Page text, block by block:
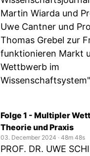
Martin Wiarda und
Uwe Cantner und
Thomas Grebel zur
funktionieren Markt
Wettbwerb im
Folge 1 - Multipler
Theorie und Praxis
03. December 2024 ‧ 48m 48s
PROF. DR. UWE